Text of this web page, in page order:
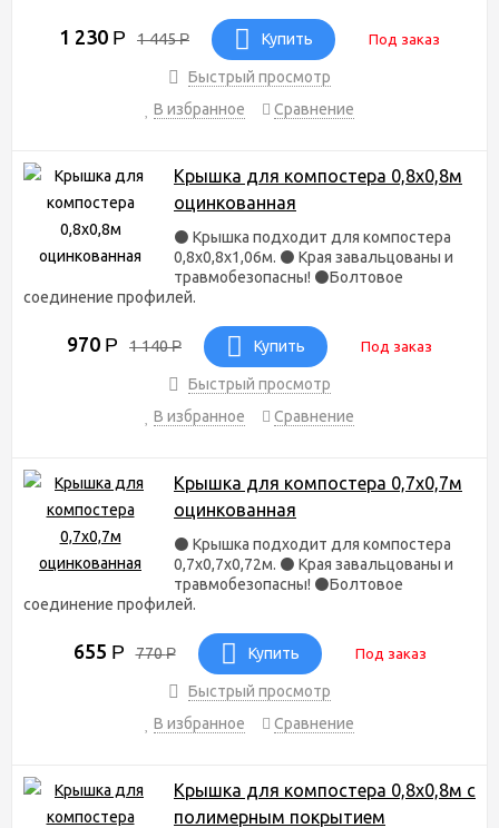
1 230 Р 1 445Р Купить Под заказ
Быстрый просмотр
В избранное
Сравнение
Крышка для компостера 0,8х0,8м
оцинкованная
⚫ Крышка подходит для компостера
0,8х0,8х1,06м. ⚫ Края завальцованы и
травмобезопасны! ⚫Болтовое
соединение профилей.
970 Р 1 140Р Купить Под заказ
Быстрый просмотр
В избранное
Сравнение
Крышка для компостера 0,7х0,7м
оцинкованная
⚫ Крышка подходит для компостера
0,7х0,7х0,72м. ⚫ Края завальцованы и
травмобезопасны! ⚫Болтовое
соединение профилей.
655 Р 770Р Купить Под заказ
Быстрый просмотр
В избранное
Сравнение
Крышка для компостера 0,8х0,8м с
полимерным покрытием